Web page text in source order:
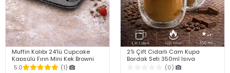
Muffin Kalıbı 24'lü Cupcake
Kapsülü Fırın Mini Kek Browni
Kekstra Kurabiye Kalıbı Muffin
5.0 (1)
2'li Çift Cidarlı Cam Kupa
Bardak Seti 350ml Isıya
Dayanıklı Espresso Sunum
(0)